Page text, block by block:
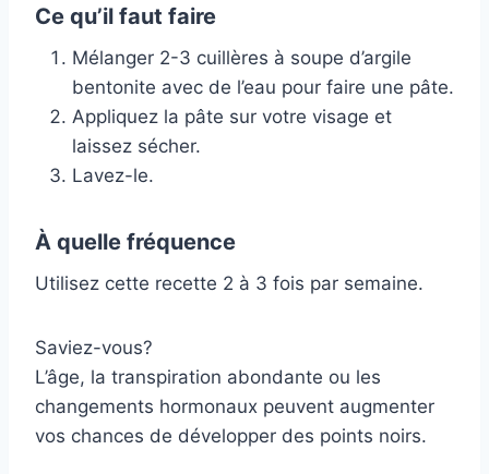
Ce qu’il faut faire
Mélanger 2-3 cuillères à soupe d’argile
bentonite avec de l’eau pour faire une pâte.
Appliquez la pâte sur votre visage et
laissez sécher.
Lavez-le.
À quelle fréquence
Utilisez cette recette 2 à 3 fois par semaine.
Saviez-vous?
L’âge, la transpiration abondante ou les
changements hormonaux peuvent augmenter
vos chances de développer des points noirs.